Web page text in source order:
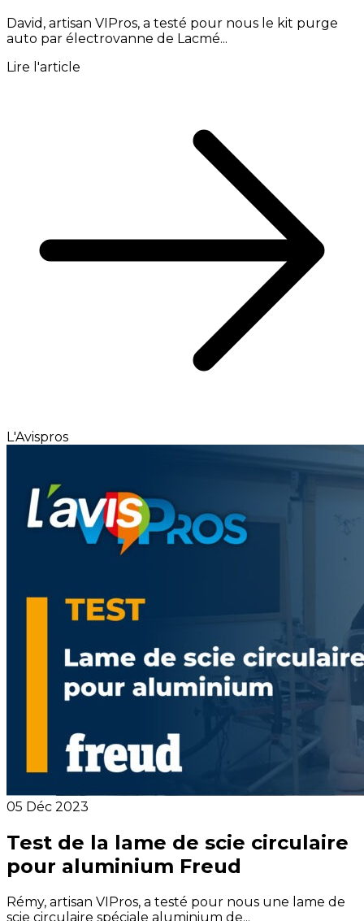
David, artisan VIPros, a testé pour nous le kit purge
auto par électrovanne de Lacmé...
Lire l'article
L'Avispros
05 Déc 2023
Test de la lame de scie circulaire
pour aluminium Freud
Rémy, artisan VIPros, a testé pour nous une lame de
scie circulaire spéciale aluminium de...